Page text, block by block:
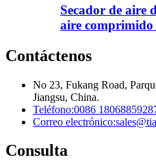
Secador de aire
aire
Contáctenos
No 23, Fukang Road,
Jiangsu, China.
Teléfono:0086
Correo electrónico:
Consulta